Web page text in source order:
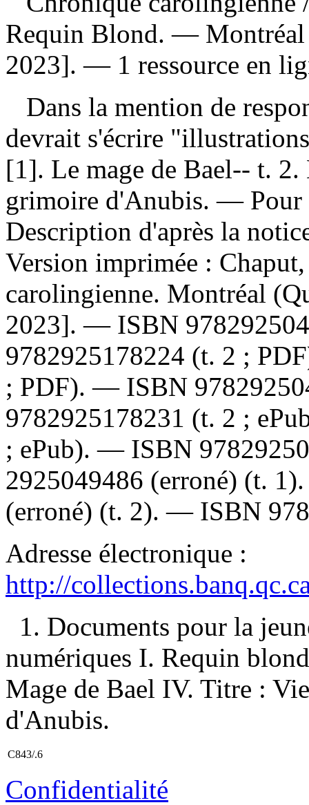
Requin Blond. — Montréal
2023]. — 1 ressource en
Dans la mention de
devrait s'écrire
[1]. Le mage de Bael-- t.
grimoire d'Anubis. — Pour
Description d'après la
Version imprimée :
carolingienne. Montréal
2023]. — ISBN
9782925178224 (t. 2 ;
; PDF). — ISBN
9782925178231 (t. 2 ;
; ePub). — ISBN
2925049486 (erroné) (t.
(erroné) (t. 2). — ISBN
Adresse électronique :
http://
1. Documents pour la
numériques I. Requin
Mage de Bael IV. Titre :
d'Anubis.
C843/.6
Confidentialité